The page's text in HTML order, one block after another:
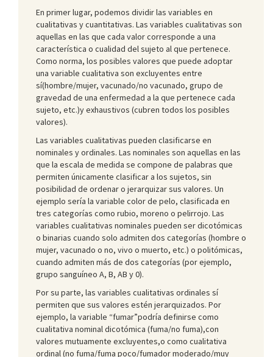
En primer lugar, podemos dividir las variables en
cualitativas y cuantitativas. Las variables cualitativas son
aquellas en las que cada valor corresponde a una
característica o cualidad del sujeto al que pertenece.
Como norma, los posibles valores que puede adoptar
una variable cualitativa son excluyentes entre
sí(hombre/mujer, vacunado/no vacunado, grupo de
gravedad de una enfermedad a la que pertenece cada
sujeto, etc.)y exhaustivos (cubren todos los posibles
valores).
Las variables cualitativas pueden clasificarse en
nominales y ordinales. Las nominales son aquellas en las
que la escala de medida se compone de palabras que
permiten únicamente clasificar a los sujetos, sin
posibilidad de ordenar o jerarquizar sus valores. Un
ejemplo sería la variable color de pelo, clasificada en
tres categorías como rubio, moreno o pelirrojo. Las
variables cualitativas nominales pueden ser dicotómicas
o binarias cuando solo admiten dos categorías (hombre o
mujer, vacunado o no, vivo o muerto, etc.) o politómicas,
cuando admiten más de dos categorías (por ejemplo,
grupo sanguíneo A, B, AB y 0).
Por su parte, las variables cualitativas ordinales sí
permiten que sus valores estén jerarquizados. Por
ejemplo, la variable “fumar”podría definirse como
cualitativa nominal dicotómica (fuma/no fuma),con
valores mutuamente excluyentes,o como cualitativa
ordinal (no fuma/fuma poco/fumador moderado/muy